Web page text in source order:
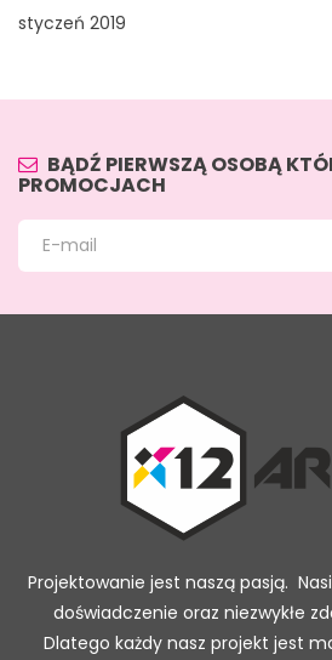
styczeń 2019
BĄDŹ PIERWSZĄ OSOBĄ
PROMOCJACH
Projektowanie jest naszą pasją.
doświadczenie oraz niezwykłe
Dlatego każdy nasz projekt jest